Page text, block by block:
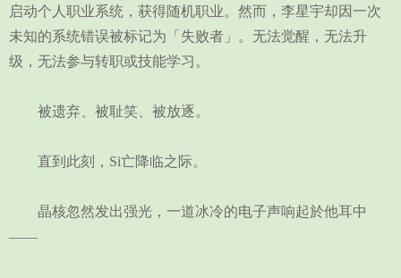
启动个人职业系统，获得随机职业。然而，李星宇却因一次
未知的系统错误被标记为「失败者」。无法觉醒，无法升
级，无法参与转职或技能学习。
被遗弃、被耻笑、被放逐。
直到此刻，Si亡降临之际。
晶核忽然发出强光，一道冰冷的电子声响起於他耳中
——